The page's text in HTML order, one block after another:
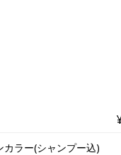
カラー(シャンプー込)